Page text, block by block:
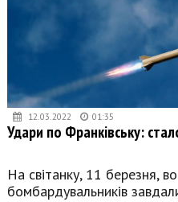
12.03.2022 01:35
Удари по Франківську:
На світанку, 11 березня,
бомбардувальників